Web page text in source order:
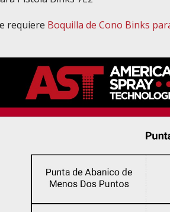
requiere Boquilla de Cono Binks